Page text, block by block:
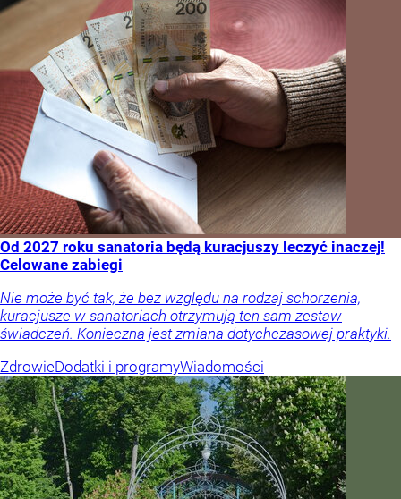
Od 2027 roku sanatoria będą kuracjuszy leczyć inaczej!
Celowane zabiegi
Nie może być tak, że bez względu na rodzaj schorzenia,
kuracjusze w sanatoriach otrzymują ten sam zestaw
świadczeń. Konieczna jest zmiana dotychczasowej praktyki.
ZdrowieDodatki i programyWiadomości